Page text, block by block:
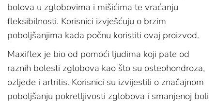
bolova u zglobovima i mišićima te vraćanju
fleksibilnosti. Korisnici izvješćuju o brzim
poboljšanjima kada počnu koristiti ovaj proizvod.
Maxiflex je bio od pomoći ljudima koji pate od
raznih bolesti zglobova kao što su osteohondroza,
ozljede i artritis. Korisnici su izvijestili o značajnom
poboljšanju pokretljivosti zglobova i smanjenoj boli